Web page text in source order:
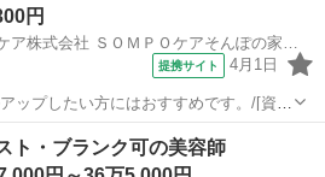
円
提携サイト 4月1日
ップしたい方にはおすすめです。/[資格
取得が目指せる！(初任者研修・実務者
が活躍できる！/定年65歳以上/利用者人
士
ト・ブランク可の美容師